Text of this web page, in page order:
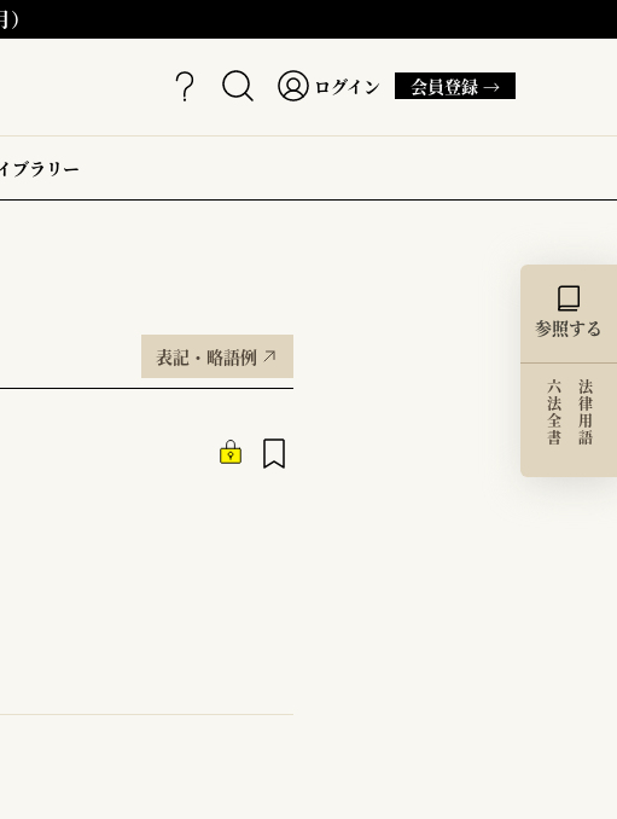
ログイン 会員登録 →
ブラリー
表記・略語例
参照する
法律用語
六法全書